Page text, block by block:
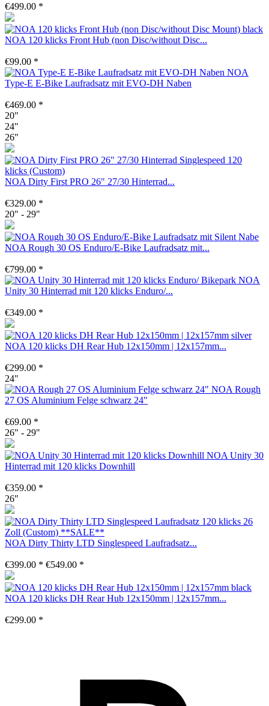
€499.00 *
NOA 120 klicks Front Hub (non Disc/without Disc...
€99.00 *
NOA
Type-E E-Bike Laufradsatz mit EVO-DH Naben
€469.00 *
20"
24"
26"
NOA Dirty First PRO 26" 27/30 Hinterrad...
€329.00 *
20" - 29"
NOA Rough 30 OS Enduro/E-Bike Laufradsatz mit...
€799.00 *
NOA
Unity 30 Hinterrad mit 120 klicks Enduro/...
€349.00 *
NOA 120 klicks DH Rear Hub 12x150mm | 12x157mm...
€299.00 *
24"
NOA Rough
27 OS Aluminium Felge schwarz 24"
€69.00 *
26" - 29"
NOA Unity 30
Hinterrad mit 120 klicks Downhill
€359.00 *
26"
NOA Dirty Thirty LTD Singlespeed Laufradsatz...
€399.00 * €549.00 *
NOA 120 klicks DH Rear Hub 12x150mm | 12x157mm...
€299.00 *